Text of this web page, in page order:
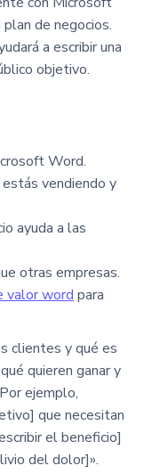
de negocios.
a escribir una
objetivo.
Word.
vendiendo y
ayuda a las
otras empresas.
valor word para
clientes y qué es
quieren ganar y
ejemplo,
que necesitan
el beneficio]
del dolor]».